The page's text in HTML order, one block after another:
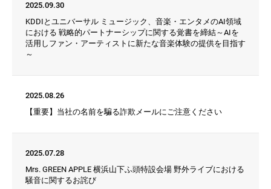
2025.09.30
KDDIとユニバーサル ミュージック、音楽・エンタメのAI領域
における 戦略的パートナーシップに関する覚書を締結～AIを
活用しファン・アーティストに新たな音楽体験の提供を目指す
～
2025.08.26
【重要】当社の名前を騙る詐欺メールにご注意ください
2025.07.28
Mrs. GREEN APPLE 横浜山下ふ頭特設会場 野外ライブにおける
騒音に関するお詫び